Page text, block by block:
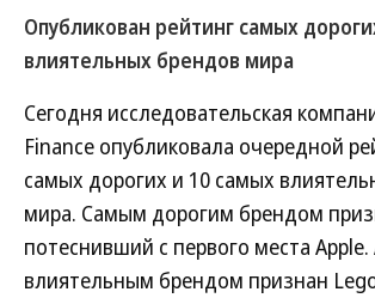
Опубликован рейтинг самых
влиятельных брендов мира
Сегодня исследовательская
Finance опубликовала очередной
самых дорогих и 10 самых
мира. Самым дорогим брендом
потеснивший с первого места
влиятельным брендом признан